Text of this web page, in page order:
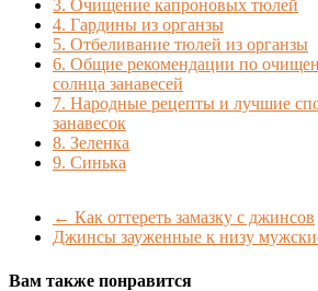
3. Очищение капроновых тюлей
4. Гардины из органзы
5. Отбеливание тюлей из органзы
6. Общие рекомендации по
солнца занавесей
7. Народные рецепты и лучшие
занавесок
8. Зеленка
9. Синька
← Как оттереть замазку с джинсов
Джинсы зауженные к низу
Вам также понравится